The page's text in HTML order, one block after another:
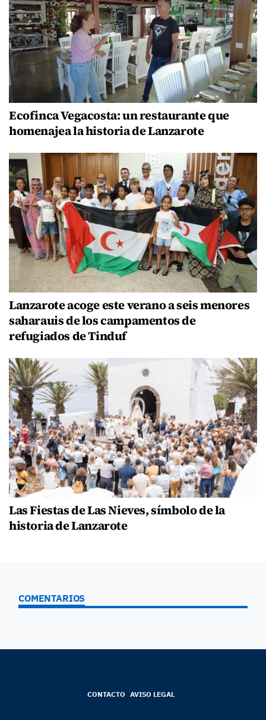
Ecofinca Vegacosta: un restaurante que
homenajea la historia de Lanzarote
Lanzarote acoge este verano a seis menores
saharauis de los campamentos de
refugiados de Tinduf
Las Fiestas de Las Nieves, símbolo de la
historia de Lanzarote
COMENTARIOS
CONTACTO AVISO LEGAL